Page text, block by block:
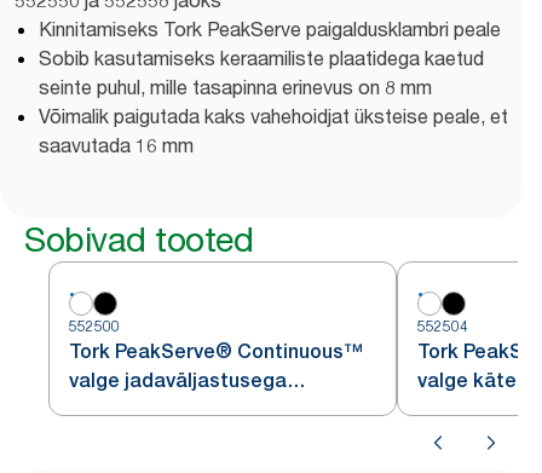
Kinnitamiseks Tork PeakServe paigaldusklambri peale
Sobib kasutamiseks keraamiliste plaatidega kaetud
seinte puhul, mille tasapinna erinevus on 8 mm
Võimalik paigutada kaks vahehoidjat üksteise peale, et
saavutada 16 mm
Sobivad tooted
552500
Tork PeakServe® Continuous™
valge jadaväljastusega
käterätijaotur H5
552504
Tork
valge